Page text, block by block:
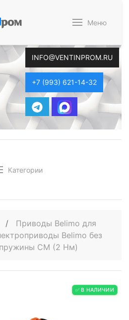
ром Меню
INFO@VENTINPROM.RU
+7 (993) 621-14-32
Категории
/
Приводы Belimo для
Belimo без
пружины СМ (2 Нм)
✅ В НАЛИЧИИ